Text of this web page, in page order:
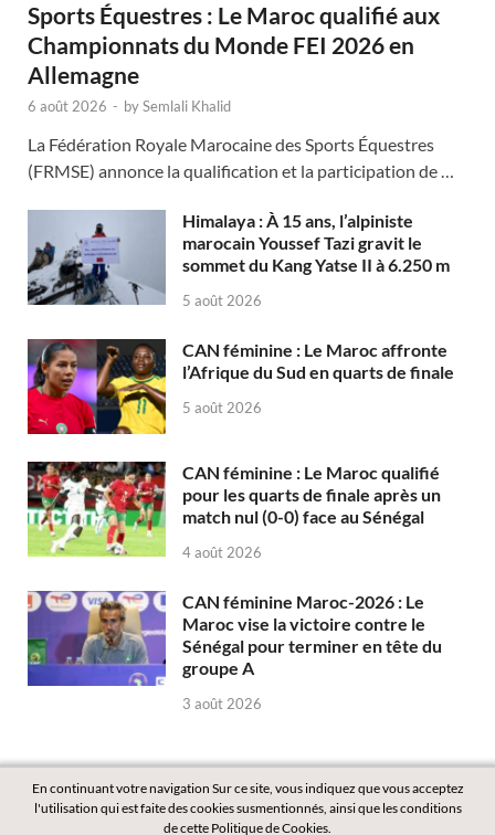
Sports Équestres : Le Maroc qualifié aux
Championnats du Monde FEI 2026 en
Allemagne
6 août 2026 - bySemlali Khalid
La Fédération Royale Marocaine des Sports Équestres
(FRMSE) annonce la qualification et la participation de …
Himalaya : À 15 ans, l’alpiniste
marocain Youssef Tazi gravit le
sommet du Kang Yatse II à 6.250 m
5 août 2026
CAN féminine : Le Maroc affronte
l’Afrique du Sud en quarts de finale
5 août 2026
CAN féminine : Le Maroc qualifié
pour les quarts de finale après un
match nul (0-0) face au Sénégal
4 août 2026
CAN féminine Maroc-2026 : Le
Maroc vise la victoire contre le
Sénégal pour terminer en tête du
groupe A
3 août 2026
En continuant votre navigation Sur ce site, vous indiquez que vous acceptez
l'utilisation qui est faite des cookies susmentionnés, ainsi que les conditions
de cette Politique de Cookies.